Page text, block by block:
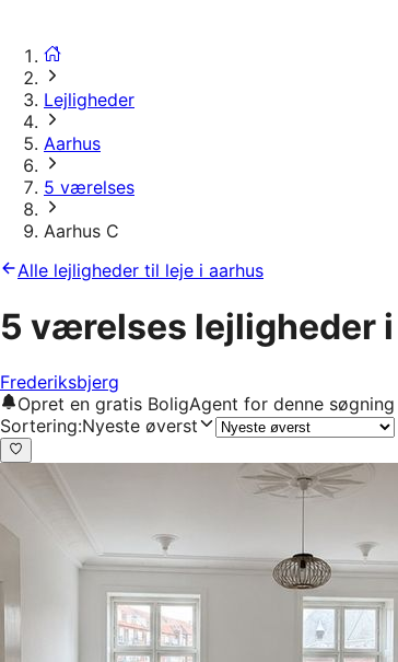
Lejligheder
Aarhus
5 værelses
Aarhus C
Alle lejligheder til leje i aarhus
5 værelses lejligheder i
Frederiksbjerg
Opret en gratis BoligAgent for denne
Sortering:Nyeste øverst